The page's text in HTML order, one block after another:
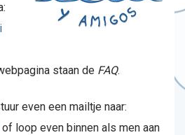
staan de FAQ.
even een mailtje naar:
of loop even binnen als men aan